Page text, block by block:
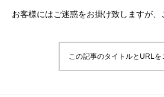
お客様にはご迷惑をお掛け致しますが、
この記事のタイトルとURLを